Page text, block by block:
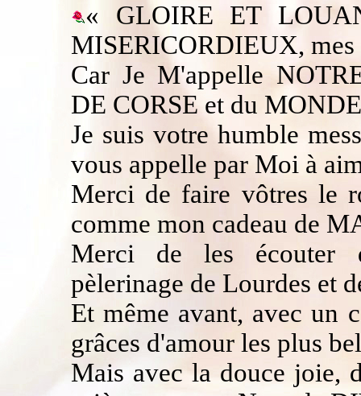
« GLOIRE ET
MISERICORDIEUX, mes
Car Je M'appelle
DE CORSE et du
Je suis votre humble
vous appelle par Moi à
Merci de faire vôtres le
comme mon cadeau de
Merci de les écouter
pèlerinage de Lourdes et
Et même avant, avec un
grâces d'amour les plus
Mais avec la douce joie,